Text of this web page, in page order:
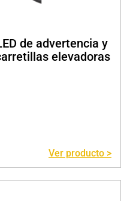
de advertencia y
elevadoras
Ver producto >